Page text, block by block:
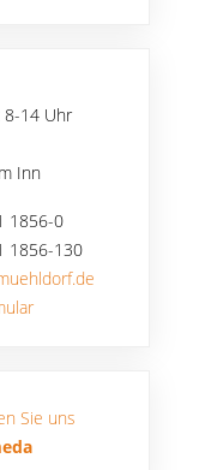
8-14 Uhr
Inn
1856-0
1856-130
Sie uns